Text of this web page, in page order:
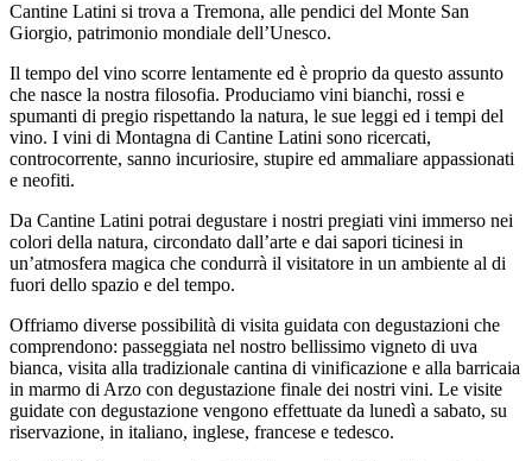
Cantine Latini si trova a Tremona, alle pendici del Monte San
Giorgio, patrimonio mondiale dell’Unesco.
Il tempo del vino scorre lentamente ed è proprio da questo assunto
che nasce la nostra filosofia. Produciamo vini bianchi, rossi e
spumanti di pregio rispettando la natura, le sue leggi ed i tempi del
vino. I vini di Montagna di Cantine Latini sono ricercati,
controcorrente, sanno incuriosire, stupire ed ammaliare appassionati
e neofiti.
Da Cantine Latini potrai degustare i nostri pregiati vini immerso nei
colori della natura, circondato dall’arte e dai sapori ticinesi in
un’atmosfera magica che condurrà il visitatore in un ambiente al di
fuori dello spazio e del tempo.
Offriamo diverse possibilità di visita guidata con degustazioni che
comprendono: passeggiata nel nostro bellissimo vigneto di uva
bianca, visita alla tradizionale cantina di vinificazione e alla barricaia
in marmo di Arzo con degustazione finale dei nostri vini. Le visite
guidate con degustazione vengono effettuate da lunedì a sabato, su
riservazione, in italiano, inglese, francese e tedesco.